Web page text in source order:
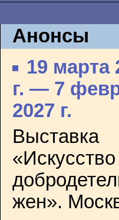
Анонсы
19 марта
г. — 7
2027 г.
Выставка
«Искусство
жен».